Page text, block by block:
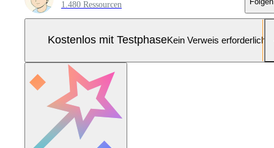
1.480 Ressourcen
Kostenlos mit TestphaseKein Verweis erforderlich